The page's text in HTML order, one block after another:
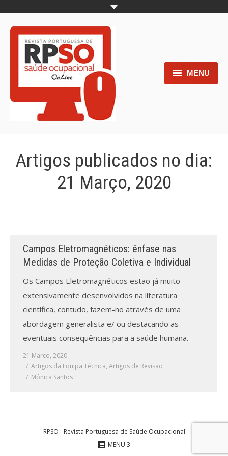
MENU
Home
Normas para os autores
Processo de submissão
Formação Profissional
Bolsa de emprego (oferta/
Investigarem
Artigos recentes
Artigos publicados no dia:
21 Março, 2020
Campos Eletromagnéticos: ênfase nas
Medidas de Proteção Coletiva e Individual
Os Campos Eletromagnéticos estão já muito
extensivamente desenvolvidos na literatura
científica, contudo, fazem-no através de uma
abordagem generalista e/ ou destacando as
eventuais consequências para a saúde humana.
21 Março, 2020
Artigos da Equipa Técnica, Artigos de Revisão
Mónica Santos
RPSO - Revista Portuguesa de Saúde Ocupacional
MENU 3